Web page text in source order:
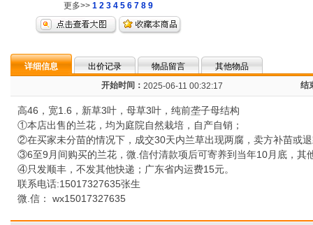
更多>> 1 2 3 4 5 6 7 8 9
详细信息 出价记录 物品留言
其他物品
开始时间： 2025-06-11 00:32:17 结
高46，宽1.6，新草3叶，母草3叶，纯前垄子母结构
①本店出售的兰花，均为庭院自然栽培，自产自销；
②在买家未分苗的情况下，成交30天内兰草出现两腐，卖方补苗或
③6至9月间购买的兰花，微.信付清款项后可寄养到当年10月底，其
④只发顺丰，不发其他快递；广东省内运费15元。
联系电话:15017327635张生
微.信： wx15017327635